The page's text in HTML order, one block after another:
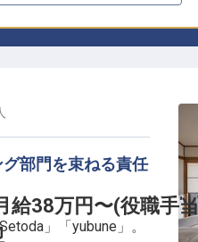
38万円〜(役職手
部門を束ねる責任
」「yubune」。